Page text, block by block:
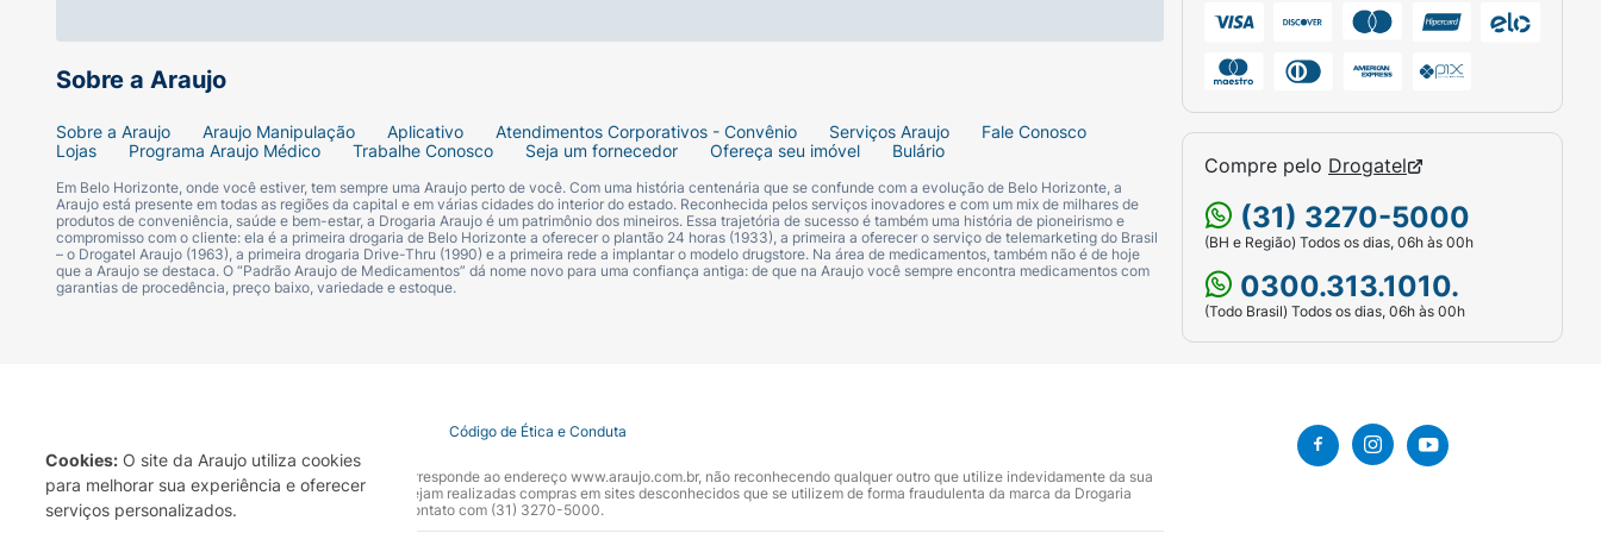
Cookies: O site da Araujo utiliza cookies
para melhorar sua experiência e oferecer
serviços personalizados.
Sobre a Araujo
Sobre a Araujo Araujo Manipulação Aplicativo Atendimentos Corporativos - Convênio Serviços Araujo
Fale Conosco
Lojas
Programa Araujo Médico Trabalhe Conosco Seja um fornecedor Ofereça seu imóvel Bulário
Em Belo Horizonte, onde você estiver, tem sempre uma Araujo perto de você. Com uma história centenária que se confunde com a evolução de Belo Horizonte, a
Araujo está presente em todas as regiões da capital e em várias cidades do interior do estado. Reconhecida pelos serviços inovadores e com um mix de milhares de
produtos de conveniência, saúde e bem-estar, a Drogaria Araujo é um patrimônio dos mineiros. Essa trajetória de sucesso é também uma história de pioneirismo e
compromisso com o cliente: ela é a primeira drogaria de Belo Horizonte a oferecer o plantão 24 horas (1933), a primeira a oferecer o serviço de telemarketing do Brasil
– o Drogatel Araujo (1963), a primeira drogaria Drive-Thru (1990) e a primeira rede a implantar o modelo drugstore. Na área de medicamentos, também não é de hoje
que a Araujo se destaca. O “Padrão Araujo de Medicamentos” dá nome novo para uma confiança antiga: de que na Araujo você sempre encontra medicamentos com
garantias de procedência, preço baixo, variedade e estoque.
Compre pelo Drogatel
(31) 3270-5000
(BH e Região) Todos os dias, 06h às 00h
0300.313.1010.
(Todo Brasil) Todos os dias, 06h às 00h
Código de Ética e Conduta
A Drogaria Araujo S/A informa que o seu site oficial corresponde ao endereço www.araujo.com.br, não reconhecendo qualquer outro que utilize indevidamente da sua
marca. Para sua segurança recomendamos que não sejam realizadas compras em sites desconhecidos que se utilizem de forma fraudulenta da marca da Drogaria
Araujo S.A. Em caso de dúvidas, gentileza entrar em contato com (31) 3270-5000.